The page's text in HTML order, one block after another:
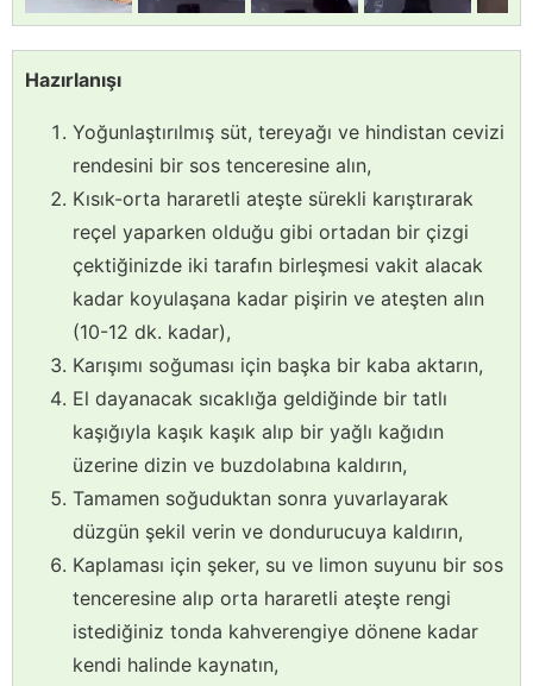
Hazırlanışı
Yoğunlaştırılmış süt, tereyağı ve hindistan cevizi
rendesini bir sos tenceresine alın,
Kısık-orta hararetli ateşte sürekli karıştırarak
reçel yaparken olduğu gibi ortadan bir çizgi
çektiğinizde iki tarafın birleşmesi vakit alacak
kadar koyulaşana kadar pişirin ve ateşten alın
(10-12 dk. kadar),
Karışımı soğuması için başka bir kaba aktarın,
El dayanacak sıcaklığa geldiğinde bir tatlı
kaşığıyla kaşık kaşık alıp bir yağlı kağıdın
üzerine dizin ve buzdolabına kaldırın,
Tamamen soğuduktan sonra yuvarlayarak
düzgün şekil verin ve dondurucuya kaldırın,
Kaplaması için şeker, su ve limon suyunu bir sos
tenceresine alıp orta hararetli ateşte rengi
istediğiniz tonda kahverengiye dönene kadar
kendi halinde kaynatın,